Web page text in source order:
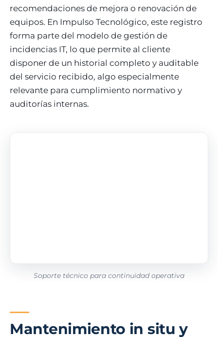
recomendaciones de mejora o renovación de
equipos. En Impulso Tecnológico, este registro
forma parte del modelo de gestión de
incidencias IT, lo que permite al cliente
disponer de un historial completo y auditable
del servicio recibido, algo especialmente
relevante para cumplimiento normativo y
auditorías internas.
Soporte técnico para continuidad operativa
Mantenimiento in situ y